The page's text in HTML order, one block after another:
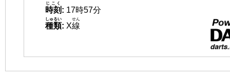
時刻
じこく
: 17時57分
種類
しゅるい
: X線
せん